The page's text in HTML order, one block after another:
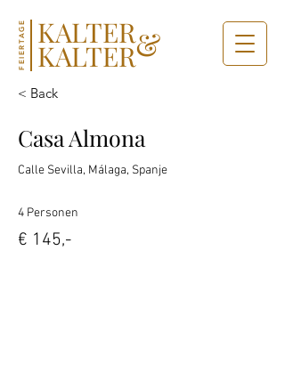
KALTER
KALTER
FEIERTAGE &
< Back
Casa Almona
Calle Sevilla, Málaga, Spanje
4 Personen
€ 145,-